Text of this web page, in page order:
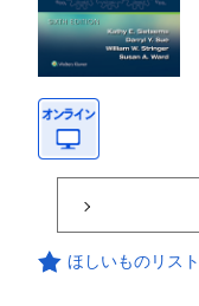
ほしいものリス